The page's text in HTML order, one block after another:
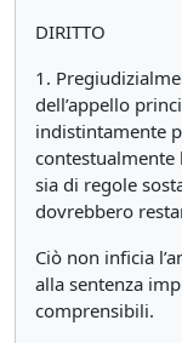
DIRITTO
1.
dell’appello
indistintamente
contestualmente
sia di regole
dovrebbero
Ciò non inficia
alla sentenza
comprensibili.